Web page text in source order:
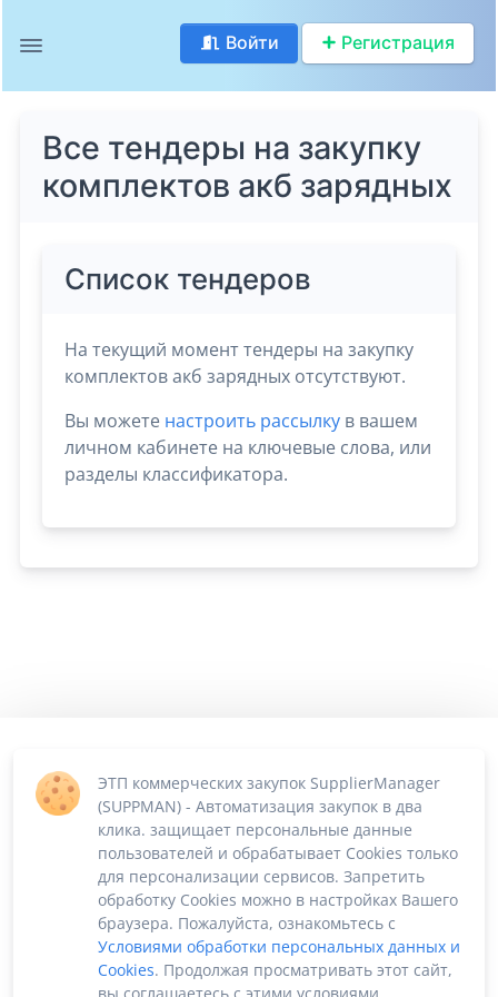
Войти Регистрация
Все тендеры на закупку
комплектов акб зарядных
Список тендеров
На текущий момент тендеры на закупку
комплектов акб зарядных отсутствуют.
Вы можете настроить рассылку в вашем
личном кабинете на ключевые слова, или
разделы классификатора.
ЭТП коммерческих закупок SupplierManager
(SUPPMAN) - Автоматизация закупок в два
клика. защищает персональные данные
пользователей и обрабатывает Cookies только
для персонализации сервисов. Запретить
обработку Cookies можно в настройках Вашего
браузера. Пожалуйста, ознакомьтесь с
Условиями обработки персональных данных и
Cookies. Продолжая просматривать этот сайт,